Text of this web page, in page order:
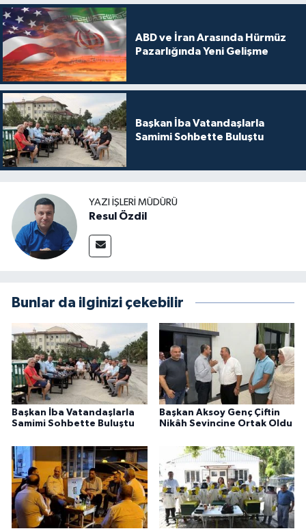
ABD ve İran Arasında Hürmüz
Pazarlığında Yeni Gelişme
Başkan İba Vatandaşlarla
Samimi Sohbette Buluştu
YAZI İŞLERI MÜDÜRÜ
Resul Özdil
Bunlar da ilginizi çekebilir
Başkan İba Vatandaşlarla
Samimi Sohbette Buluştu
Başkan Aksoy Genç Çiftin
Nikâh Sevincine Ortak Oldu